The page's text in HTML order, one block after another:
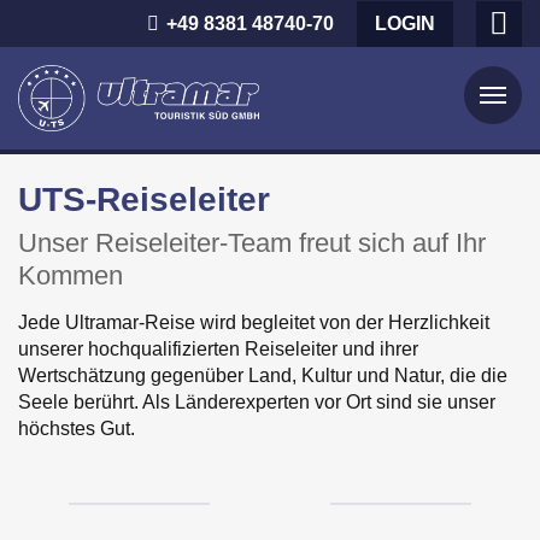
+49 8381 48740-70 LOGIN
News
Über uns
UTS-Beirat
Unsere Reiseleiter
UTS-Reiseleiter
Unser Reiseleiter-Team freut sich auf Ihr
Kommen
Jede Ultramar-Reise wird begleitet von der Herzlichkeit
unserer hochqualifizierten Reiseleiter und ihrer
Wertschätzung gegenüber Land, Kultur und Natur, die die
Seele berührt. Als Länderexperten vor Ort sind sie unser
höchstes Gut.